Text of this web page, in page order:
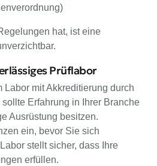
hat, ist eine
Prüflabor
Labor mit Akkreditierung durch
Erfahrung in Ihrer Branche
Ausrüstung besitzen.
ein, bevor Sie sich
stellt sicher, dass Ihre
erfüllen.